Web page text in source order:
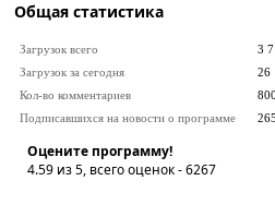
Общая статистика
Загрузок всего
3
Загрузок за сегодня
26
Кол-во комментариев
800
Подписавшихся на новости о программе
Оцените программу!
4.59из 5, всего оценок -6267